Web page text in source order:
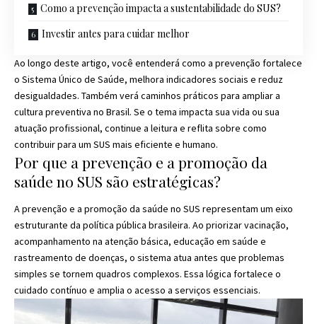
Como a prevenção impacta a sustentabilidade do SUS?
Investir antes para cuidar melhor
Ao longo deste artigo, você entenderá como a prevenção fortalece
o Sistema Único de Saúde, melhora indicadores sociais e reduz
desigualdades. Também verá caminhos práticos para ampliar a
cultura preventiva no Brasil. Se o tema impacta sua vida ou sua
atuação profissional, continue a leitura e reflita sobre como
contribuir para um SUS mais eficiente e humano.
Por que a prevenção e a promoção da
saúde no SUS são estratégicas?
A prevenção e a promoção da saúde no SUS representam um eixo
estruturante da política pública brasileira. Ao priorizar vacinação,
acompanhamento na atenção básica, educação em saúde e
rastreamento de doenças, o sistema atua antes que problemas
simples se tornem quadros complexos. Essa lógica fortalece o
cuidado contínuo e amplia o acesso a serviços essenciais.